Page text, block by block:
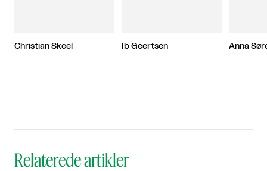
Christian Skeel Ib Geertsen Anna
Relaterede artikler